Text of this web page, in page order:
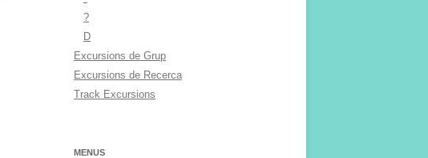
?
D
Excursions de Grup
Excursions de Recerca
Track Excursions
MENUS